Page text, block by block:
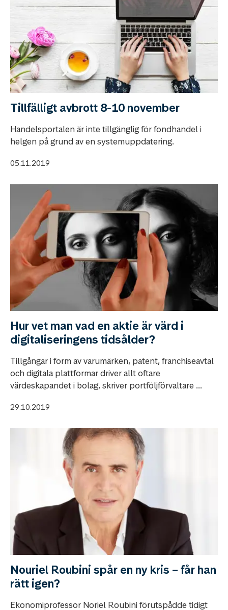
Tillfälligt avbrott 8-10 november
Handelsportalen är inte tillgänglig för fondhandel i
helgen på grund av en systemuppdatering.
05.11.2019
Hur vet man vad en aktie är värd i
digitaliseringens tidsålder?
Tillgångar i form av varumärken, patent, franchiseavtal
och digitala plattformar driver allt oftare
värdeskapandet i bolag, skriver portföljförvaltare ...
29.10.2019
Nouriel Roubini spår en ny kris – får han
rätt igen?
Ekonomiprofessor Noriel Roubini förutspådde tidigt